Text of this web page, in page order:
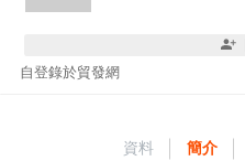
自登錄於貿發網
資料 簡介